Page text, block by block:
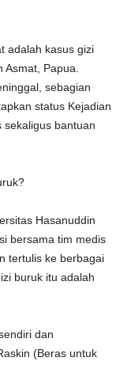
adalah kasus gizi
Papua.
sebagian
status Kejadian
sekaligus bantuan
Hasanuddin
bersama tim medis
tertulis ke berbagai
buruk itu adalah
dan
(Beras untuk